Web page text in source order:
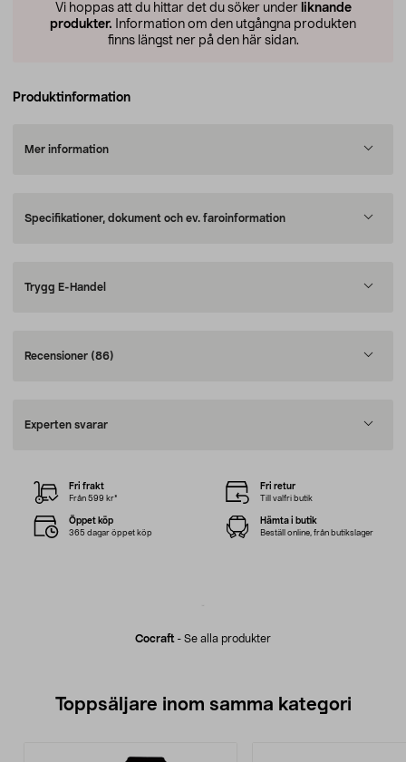
Vi hoppas att du hittar det du söker under liknande
produkter. Information om den utgångna produkten
finns längst ner på den här sidan.
Produktinformation
Mer information
Specifikationer, dokument och ev. faroinformation
Trygg E-Handel
Recensioner (86)
Experten svarar
Cocraft - Se alla produkter
Fri frakt
Från 599 kr*
Fri retur
Till valfri butik
Öppet köp
365 dagar öppet köp
Hämta i butik
Beställ online, från butikslager
Toppsäljare inom samma kategori